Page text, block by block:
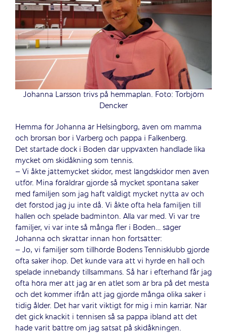
Johanna Larsson trivs på hemmaplan. Foto: Torbjörn
Dencker
Hemma för Johanna är Helsingborg, även om mamma
och brorsan bor i Varberg och pappa i Falkenberg.
Det startade dock i Boden där uppväxten handlade lika
mycket om skidåkning som tennis.
– Vi åkte jättemycket skidor, mest längdskidor men även
utför. Mina föräldrar gjorde så mycket spontana saker
med familjen som jag haft väldigt mycket nytta av och
det förstod jag ju inte då. Vi åkte ofta hela familjen till
hallen och spelade badminton. Alla var med. Vi var tre
familjer, vi var inte så många fler i Boden… säger
Johanna och skrattar innan hon fortsätter:
– Jo, vi familjer som tillhörde Bodens Tennisklubb gjorde
ofta saker ihop. Det kunde vara att vi hyrde en hall och
spelade innebandy tillsammans. Så här i efterhand får jag
ofta höra mer att jag är en atlet som är bra på det mesta
och det kommer ifrån att jag gjorde många olika saker i
tidig ålder. Det har varit viktigt för mig i min karriär. När
det gick knackit i tennisen så sa pappa ibland att det
hade varit bättre om jag satsat på skidåkningen.